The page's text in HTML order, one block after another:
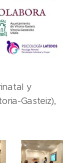
y
Gasteiz),